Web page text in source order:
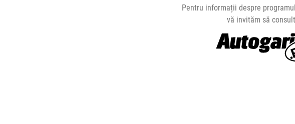
Pentru informații despre
vă invităm să